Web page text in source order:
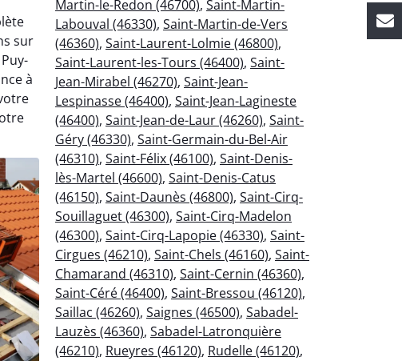
sur
à
Martin-le-Redon (46700), Saint-Martin-
Labouval (46330), Saint-Martin-de-Vers
(46360), Saint-Laurent-Lolmie (46800),
Saint-Laurent-les-Tours (46400), Saint-
Jean-Mirabel (46270), Saint-Jean-
Lespinasse (46400), Saint-Jean-Lagineste
(46400), Saint-Jean-de-Laur (46260), Saint-
Géry (46330), Saint-Germain-du-Bel-Air
(46310), Saint-Félix (46100), Saint-Denis-
lès-Martel (46600), Saint-Denis-Catus
(46150), Saint-Daunès (46800), Saint-Cirq-
Souillaguet (46300), Saint-Cirq-Madelon
(46300), Saint-Cirq-Lapopie (46330), Saint-
Cirgues (46210), Saint-Chels (46160), Saint-
Chamarand (46310), Saint-Cernin (46360),
Saint-Céré (46400), Saint-Bressou (46120),
Saillac (46260), Saignes (46500), Sabadel-
Lauzès (46360), Sabadel-Latronquière
(46210), Rueyres (46120), Rudelle (46120),